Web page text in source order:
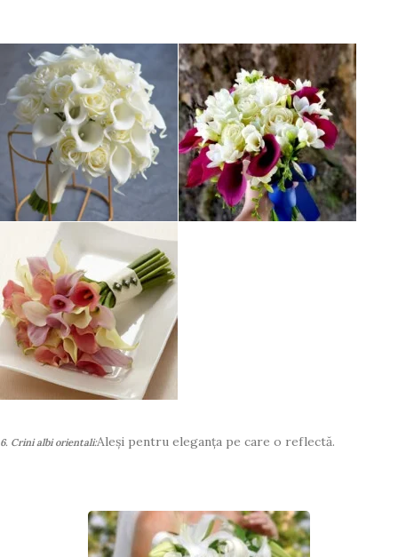
6. Crini albi orientali:Aleși pentru eleganța pe care o reflectă.